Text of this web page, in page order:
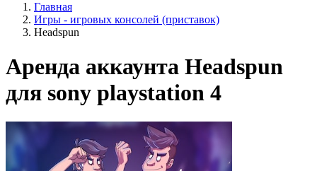
Главная
Игры - игровых консолей (приставок)
Headspun
Аренда аккаунта Headspun
для sony playstation 4